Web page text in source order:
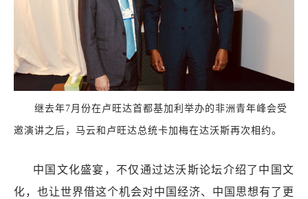
继去年7月份在卢旺达首都基加利举办的非洲青年峰会受
邀演讲之后，马云和卢旺达总统卡加梅在达沃斯再次相约。
中国文化盛宴，不仅通过达沃斯论坛介绍了中国文
化，也让世界借这个机会对中国经济、中国思想有了更